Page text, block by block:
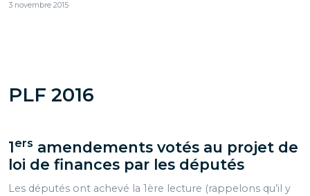
3 novembre 2015
PLF 2016
1ers amendements votés au projet de
loi de finances par les députés
Les députés ont achevé la 1ère lecture (rappelons qu’il y